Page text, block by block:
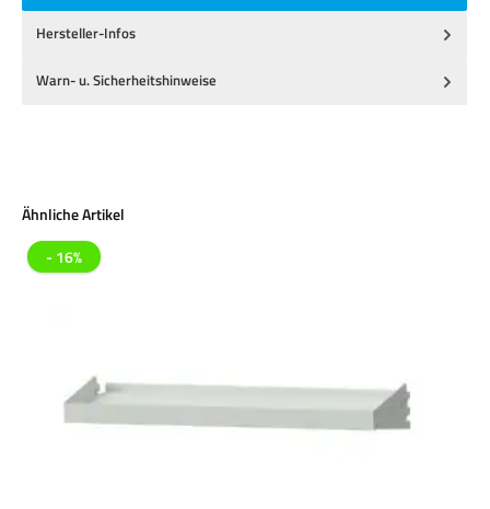
Hersteller-Infos
Warn- u. Sicherheitshinweise
Produktgalerie überspringen
Ähnliche Artikel
- 16%